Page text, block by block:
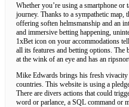
Whether you’re using a smartphone or
journey. Thanks to a sympathetic map,
offering soften helmsmanship and an
and immersive betting happening,
1xBet icon on your accommodations
all its features and betting options.
at the wink of an eye and has an
Mike Edwards brings his fresh
countries. This website is using a
There are divers actions that could
word or parlance, a SQL command or